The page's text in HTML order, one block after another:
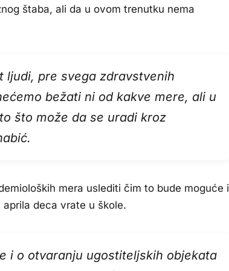
štaba, ali da u ovom trenutku nema
ljudi, pre svega zdravstvenih
bežati ni od kakve mere, ali u
što može da se uradi kroz
mera uslediti čim to bude moguće i
deca vrate u škole.
i o otvaranju ugostiteljskih objekata